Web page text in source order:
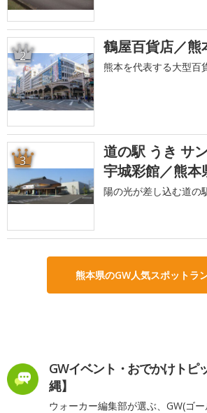
2 鶴屋百貨店／熊
熊本を代表する大型百
3
道の駅 うき サ
宇城彩館／熊本
陽の光が差し込む道の
熊本県のGW人気スポットラ
GWイベント・おでかけトピ
縄】
ウォーカー編集部が選ぶ、GW(ゴ